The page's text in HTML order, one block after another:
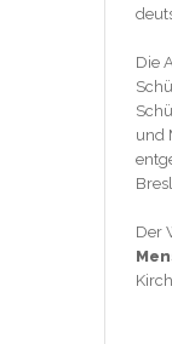
Die
und
Der